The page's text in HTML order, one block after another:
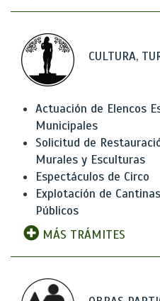
CULTURA,
Actuación de Elencos
Municipales
Solicitud de
Murales y Esculturas
Espectáculos de Circo
Explotación de
Públicos
MÁS TRÁMITES